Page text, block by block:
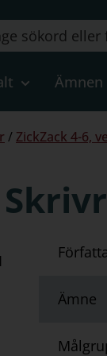
Ämnen
/ ZickZack 4-6,
Ämne